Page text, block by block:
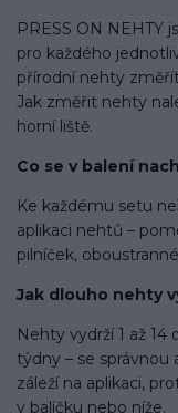
PRESS ON NEHTY
pro každého
přírodní nehty
Jak změřit nehty
horní liště.
Co se v balení
Ke každému setu
aplikaci nehtů –
pilníček,
Jak dlouho nehty
Nehty vydrží 1 až
týdny – se správnou
záleží na aplikaci,
v balíčku nebo níže.